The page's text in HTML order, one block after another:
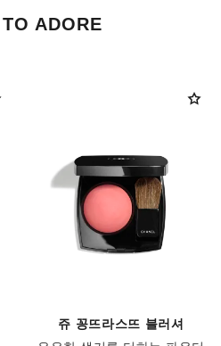
ADORE
쥬 꽁뜨라스뜨 블러셔